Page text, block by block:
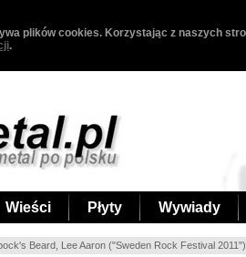
plików cookies. Korzystając z naszych
.
Wieści Płyty Wywiady
Beard, Lee Aaron ("Sweden Rock Festival